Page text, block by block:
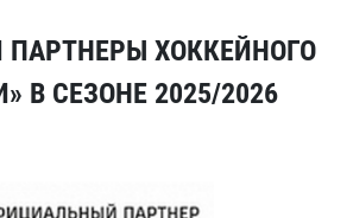
ХОККЕЙНОГО
В СЕЗОНЕ 2025/2026